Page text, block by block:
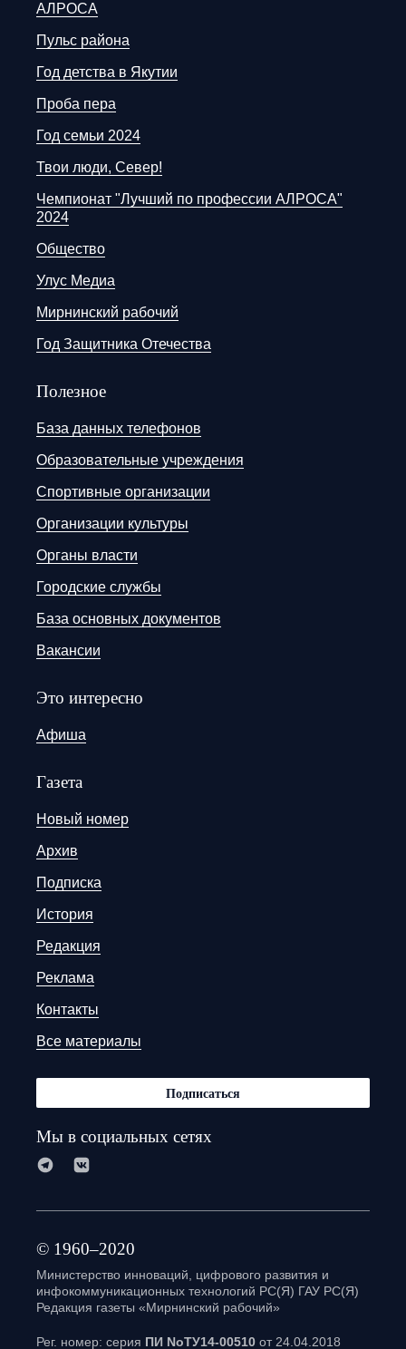
АЛРОСА
Пульс района
Год детства в Якутии
Проба пера
Год семьи 2024
Твои люди, Север!
Чемпионат "Лучший по профессии АЛРОСА"
2024
Общество
Улус Медиа
Мирнинский рабочий
Год Защитника Отечества
Полезное
База данных телефонов
Образовательные учреждения
Спортивные организации
Организации культуры
Органы власти
Городские службы
База основных документов
Вакансии
Это интересно
Афиша
Газета
Новый номер
Архив
Подписка
История
Редакция
Реклама
Контакты
Все материалы
Подписаться
Мы в социальных сетях
© 1960–2020
Министерство инноваций, цифрового развития и
инфокоммуникационных технологий РС(Я) ГАУ РС(Я)
Редакция газеты «Мирнинский рабочий»
Рег. номер: серия ПИ NoТУ14-00510 от 24.04.2018